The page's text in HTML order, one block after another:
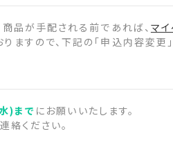
商品が手配される前であれば、 マ
すので、下記の「申込内容変更」
)まで にお願いいたします。
絡ください。